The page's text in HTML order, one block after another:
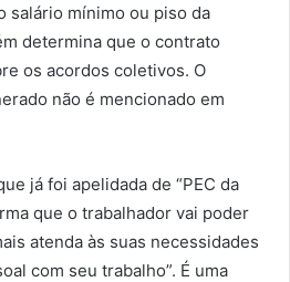
salário mínimo ou piso da
determina que o contrato
os acordos coletivos. O
não é mencionado em
já foi apelidada de “PEC da
que o trabalhador vai poder
atenda às suas necessidades
com seu trabalho”. É uma